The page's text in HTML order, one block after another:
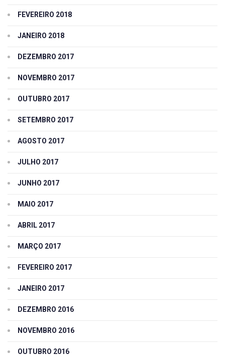
FEVEREIRO 2018
JANEIRO 2018
DEZEMBRO 2017
NOVEMBRO 2017
OUTUBRO 2017
SETEMBRO 2017
AGOSTO 2017
JULHO 2017
JUNHO 2017
MAIO 2017
ABRIL 2017
MARÇO 2017
FEVEREIRO 2017
JANEIRO 2017
DEZEMBRO 2016
NOVEMBRO 2016
OUTUBRO 2016